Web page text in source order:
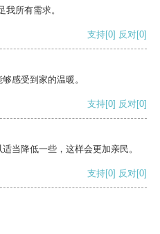
所有需求。
支持[0] 反对[0]
感受到家的温暖。
支持[0] 反对[0]
当降低一些，这样会更加亲民。
支持[0] 反对[0]